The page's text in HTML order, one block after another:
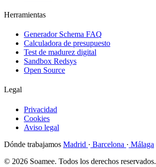
Herramientas
Generador Schema FAQ
Calculadora de presupuesto
Test de madurez digital
Sandbox Redsys
Open Source
Legal
Privacidad
Cookies
Aviso legal
Dónde trabajamos Madrid · Barcelona · Málaga
© 2026 Soamee. Todos los derechos reservados.